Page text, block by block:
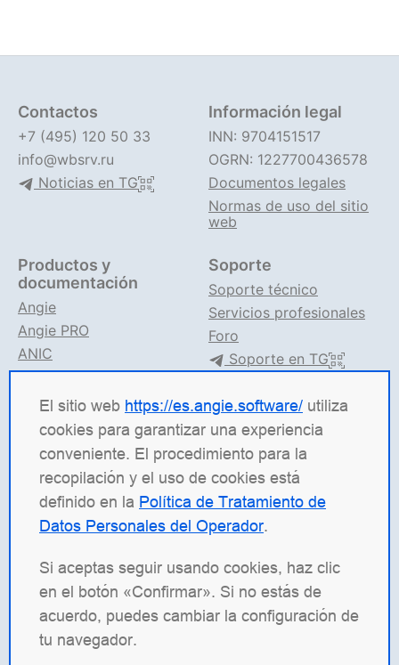
El sitio web https://es.angie.software/ utiliza
cookies para garantizar una experiencia
conveniente. El procedimiento para la
recopilación y el uso de cookies está
definido en la Política de Tratamiento de
Datos Personales del Operador.
Si aceptas seguir usando cookies, haz clic
en el botón «Confirmar». Si no estás de
acuerdo, puedes cambiar la configuración de
tu navegador.
Contactos
+7 (495) 120 50 33
info@wbsrv.ru
Noticias en TG
Información legal
INN: 9704151517
OGRN: 1227700436578
Documentos legales
Normas de uso del sitio
web
Productos y
documentación
Angie
Angie PRO
ANIC
Documentación de Angie
Soporte
Soporte técnico
Servicios profesionales
Foro
Soporte en TG
Angie Software(Web Server, LLC) es una empresa de
TI rusa especializada en soluciones para sistemas de
alta carga. Nuestros productos incluyen la
plataforma de balanceo de carga
Angie ADC
(Application Delivery Controller), el servidor web
Angie PROyAngie Ingress Controller
solución de gestión de tráfico para aplicaciones
contenerizadas en Kubernetes. Estamos
especialmente orgullosos de nuestro servidor web de
código abierto
nginx con el objetivo de superar al original en